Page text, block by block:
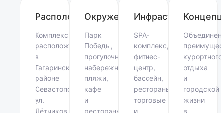
Расположение
Комплекс
расположен
в
Гагаринском
районе
Севастополя,
ул.
Лётчиков,
Окружение
Парк
Победы,
прогулочная
набережная,
пляжи,
кафе
и
рестораны
Инфраструктура
SPA-
комплекс,
фитнес-
центр,
бассейн,
рестораны,
торговые
и
отдыха
и
городской
жизни
в